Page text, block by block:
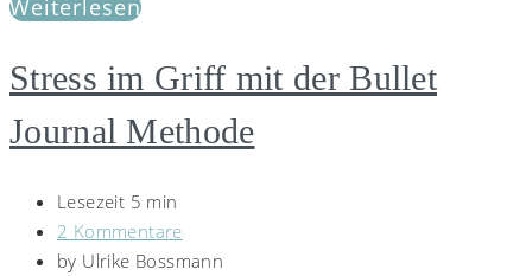
Weiterlesen
Stress im Griff mit der Bullet
Journal Methode
Lesezeit 5 min
2 Kommentare
by Ulrike Bossmann